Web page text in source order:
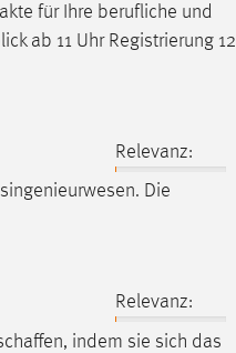
für Ihre berufliche und
ab 11 Uhr Registrierung 12
Relevanz:
. Die
Relevanz:
, indem sie sich das